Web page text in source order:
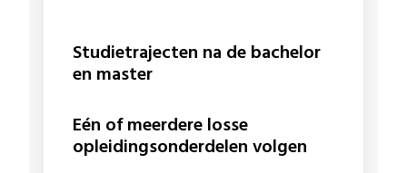
Studietrajecten na de bachelor
en master
Eén of meerdere losse
opleidingsonderdelen volgen